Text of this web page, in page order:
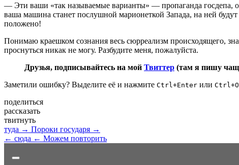
— Эти ваши «так называемые варианты» — пропаганда госдепа,
ваша машина станет послушной марионеткой Запада, на ней
положено!
Понимаю краешком сознания весь сюрреализм происходящего,
проснуться никак не могу. Разбудите меня, пожалуйста.
Друзья, подписывайтесь на мой Твиттер (там я пишу
Заметили ошибку? Выделите её и нажмите Ctrl+Enter или
поделиться
рассказать
твитнуть
туда → Пороки государя →
← сюда ← Можем повторить